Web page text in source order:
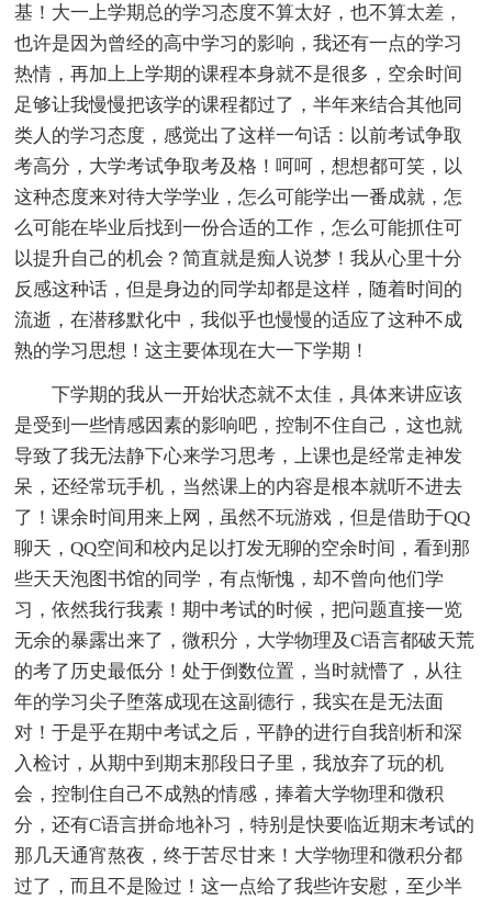
基！大一上学期总的学习态度不算太好，也不算太差，
也许是因为曾经的高中学习的影响，我还有一点的学习
热情，再加上上学期的课程本身就不是很多，空余时间
足够让我慢慢把该学的课程都过了，半年来结合其他同
类人的学习态度，感觉出了这样一句话：以前考试争取
考高分，大学考试争取考及格！呵呵，想想都可笑，以
这种态度来对待大学学业，怎么可能学出一番成就，怎
么可能在毕业后找到一份合适的工作，怎么可能抓住可
以提升自己的机会？简直就是痴人说梦！我从心里十分
反感这种话，但是身边的同学却都是这样，随着时间的
流逝，在潜移默化中，我似乎也慢慢的适应了这种不成
熟的学习思想！这主要体现在大一下学期！
下学期的我从一开始状态就不太佳，具体来讲应该
是受到一些情感因素的影响吧，控制不住自己，这也就
导致了我无法静下心来学习思考，上课也是经常走神发
呆，还经常玩手机，当然课上的内容是根本就听不进去
了！课余时间用来上网，虽然不玩游戏，但是借助于QQ
聊天，QQ空间和校内足以打发无聊的空余时间，看到那
些天天泡图书馆的同学，有点惭愧，却不曾向他们学
习，依然我行我素！期中考试的时候，把问题直接一览
无余的暴露出来了，微积分，大学物理及C语言都破天荒
的考了历史最低分！处于倒数位置，当时就懵了，从往
年的学习尖子堕落成现在这副德行，我实在是无法面
对！于是乎在期中考试之后，平静的进行自我剖析和深
入检讨，从期中到期末那段日子里，我放弃了玩的机
会，控制住自己不成熟的情感，捧着大学物理和微积
分，还有C语言拼命地补习，特别是快要临近期末考试的
那几天通宵熬夜，终于苦尽甘来！大学物理和微积分都
过了，而且不是险过！这一点给了我些许安慰，至少半